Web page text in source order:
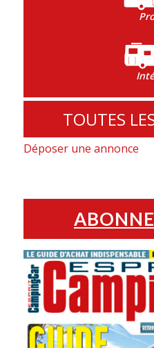
TOUTES
Déposer une annonce